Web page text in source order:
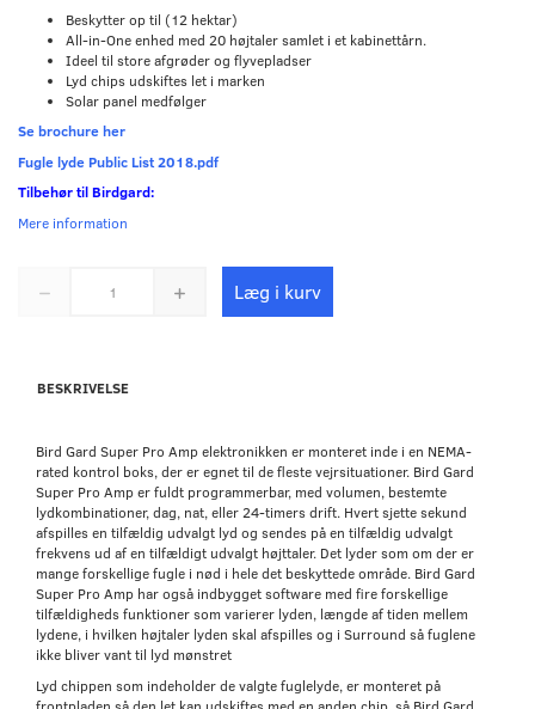
Beskytter op til (12 hektar)
All-in-One enhed med 20 højtaler samlet i et kabinettårn.
Ideel til store afgrøder og flyvepladser
Lyd chips udskiftes let i marken
Solar panel medfølger
Se brochure her
Fugle lyde Public List 2018.pdf
Tilbehør til Birdgard:
Mere information
Læg i kurv
BESKRIVELSE
Bird Gard Super Pro Amp elektronikken er monteret inde i en NEMA-
rated kontrol boks, der er egnet til de fleste vejrsituationer. Bird Gard
Super Pro Amp er fuldt programmerbar, med volumen, bestemte
lydkombinationer, dag, nat, eller 24-timers drift. Hvert sjette sekund
afspilles en tilfældig udvalgt lyd og sendes på en tilfældig udvalgt
frekvens ud af en tilfældigt udvalgt højttaler. Det lyder som om der er
mange forskellige fugle i nød i hele det beskyttede område. Bird Gard
Super Pro Amp har også indbygget software med fire forskellige
tilfældigheds funktioner som varierer lyden, længde af tiden mellem
lydene, i hvilken højtaler lyden skal afspilles og i Surround så fuglene
ikke bliver vant til lyd mønstret
Lyd chippen som indeholder de valgte fuglelyde, er monteret på